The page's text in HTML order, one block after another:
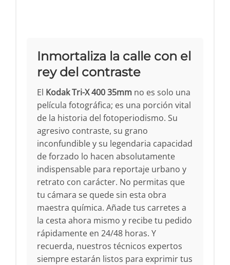
Inmortaliza la calle con el
rey del contraste
El Kodak Tri-X 400 35mm no es solo una
película fotográfica; es una porción vital
de la historia del fotoperiodismo. Su
agresivo contraste, su grano
inconfundible y su legendaria capacidad
de forzado lo hacen absolutamente
indispensable para reportaje urbano y
retrato con carácter. No permitas que
tu cámara se quede sin esta obra
maestra química. Añade tus carretes a
la cesta ahora mismo y recibe tu pedido
rápidamente en 24/48 horas. Y
recuerda, nuestros técnicos expertos
siempre estarán listos para exprimir tus